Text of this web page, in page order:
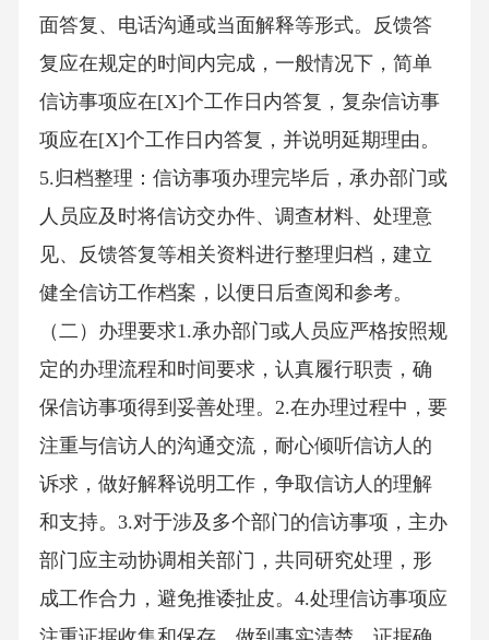
面答复、电话沟通或当面解释等形式。反馈答
复应在规定的时间内完成，一般情况下，简单
信访事项应在[X]个工作日内答复，复杂信访事
项应在[X]个工作日内答复，并说明延期理由。
5.归档整理：信访事项办理完毕后，承办部门或
人员应及时将信访交办件、调查材料、处理意
见、反馈答复等相关资料进行整理归档，建立
健全信访工作档案，以便日后查阅和参考。
（二）办理要求1.承办部门或人员应严格按照规
定的办理流程和时间要求，认真履行职责，确
保信访事项得到妥善处理。2.在办理过程中，要
注重与信访人的沟通交流，耐心倾听信访人的
诉求，做好解释说明工作，争取信访人的理解
和支持。3.对于涉及多个部门的信访事项，主办
部门应主动协调相关部门，共同研究处理，形
成工作合力，避免推诿扯皮。4.处理信访事项应